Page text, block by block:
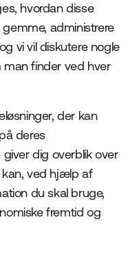
hvordan disse
administrere
vi vil diskutere nogle
finder ved hver
der kan
deres
dig overblik over
ved hjælp af
du skal bruge,
fremtid og